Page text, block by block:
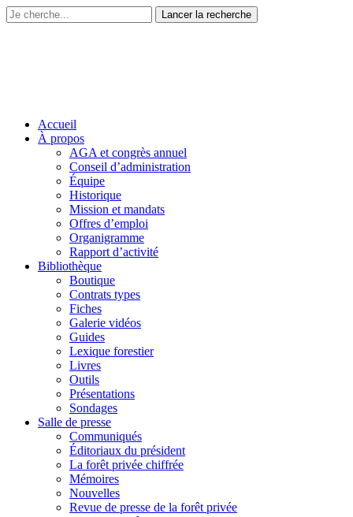
Accueil
À propos
AGA et congrès annuel
Conseil d’administration
Équipe
Historique
Mission et mandats
Offres d’emploi
Organigramme
Rapport d’activité
Bibliothèque
Boutique
Contrats types
Fiches
Galerie vidéos
Guides
Lexique forestier
Livres
Outils
Présentations
Sondages
Salle de presse
Communiqués
Éditoriaux du président
La forêt privée chiffrée
Mémoires
Nouvelles
Revue de presse de la forêt privée